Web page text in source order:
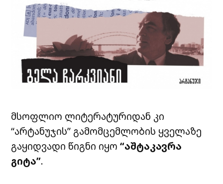
მსოფლიო ლიტერატურიდან კი
“არტანუჯის” გამომცემლობის ყველაზე
გაყიდვადი წიგნი იყო“აშტაკავრა
გიტა”.